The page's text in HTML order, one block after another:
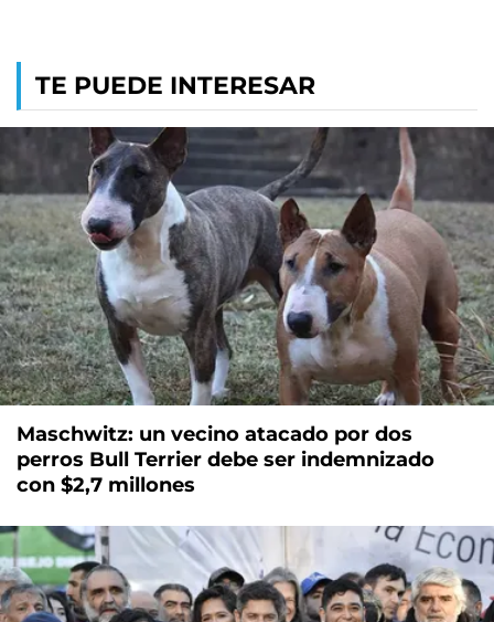
TE PUEDE INTERESAR
Maschwitz: un vecino atacado por dos
perros Bull Terrier debe ser indemnizado
con $2,7 millones